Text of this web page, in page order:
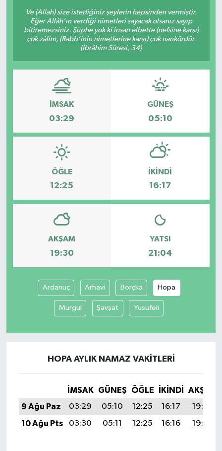
Ve (Allah) size istediğiniz şeylerin hepsinden vermiştir.
Eğer Allâh’ın verdiği nimetleri sayacak olsanız sayıp
bitiremezsiniz. Şüphe yok ki insan elbette (nefsine karşı)
çok zâlim, (Rabb’inin nimetlerine karşı) çok nankördür.
(İbrâhîm Sûresi, 34)
İMSAK
03:29
GÜNEŞ
05:10
ÖĞLE
12:25
İKINDI
16:17
AKŞAM
19:30
YATSI
21:04
Ardanuç Arhavi Borçka Hopa
Murgul Şavşat Yusufeli
HOPA AYLIK NAMAZ VAKITLERI
İMSAK GÜNEŞ ÖĞLE İKINDI
AKŞAM
9 Ağu Paz
03:29 05:10 12:25 16:17
19:30
10 Ağu Pts
03:30 05:11 12:25 16:16 19:29